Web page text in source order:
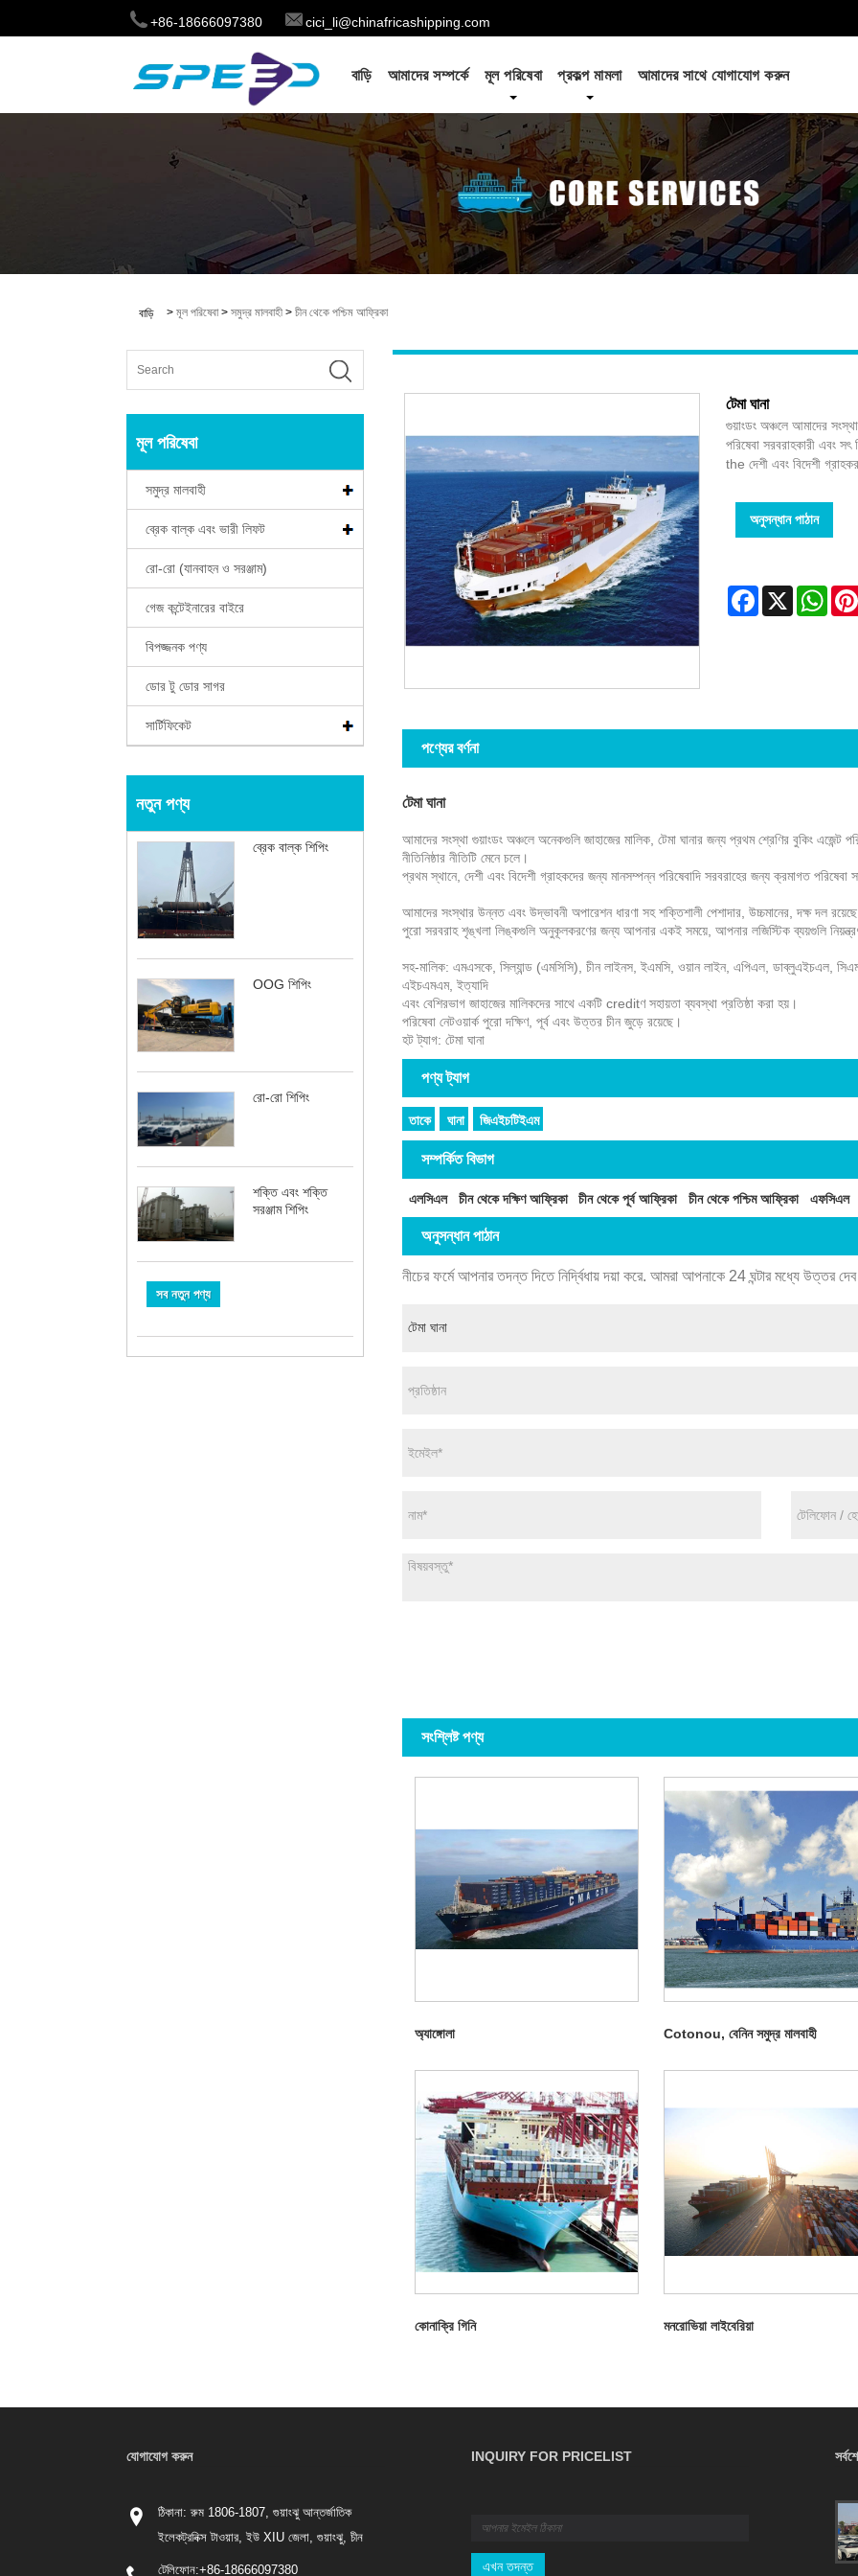
+86-18666097380 cici_li@chinafricashipping.com
বাড়ি আমাদের সম্পর্কে মূল পরিষেবা প্রকল্প মামলা আমাদের সাথে যোগাযোগ করুন
বাড়ি > মূল পরিষেবা> সমুদ্র মালবাহী > চীন থেকে পশ্চিম আফ্রিকা
মূল পরিষেবা
সমুদ্র মালবাহী
ব্রেক বাল্ক এবং ভারী লিফট
রো-রো (যানবাহন ও সরঞ্জাম)
গেজ কন্টেইনারের বাইরে
বিপজ্জনক পণ্য
ডোর টু ডোর সাগর
সার্টিফিকেট
নতুন পণ্য
ব্রেক বাল্ক শিপিং
OOG শিপিং
রো-রো শিপিং
শক্তি এবং শক্তি
সরঞ্জাম শিপিং
সব নতুন পণ্য
টেমা ঘানা
গুয়াংডং অঞ্চলে আমাদের
পরিষেবা সরবরাহকারী এবং সৎ
the দেশী এবং বিদেশী
অনুসন্ধান পাঠান
Facebook
X
পণ্যের বর্ণনা
টেমা ঘানা
আমাদের সংস্থা গুয়াংডং অঞ্চলে অনেকগুলি জাহাজের মালিক, টেমা ঘানার জন্য প্রথম শ্রেণির বুকিং এজেন্ট
নীতিনিষ্ঠার নীতিটি মেনে চলে।
প্রথম স্থানে, দেশী এবং বিদেশী গ্রাহকদের জন্য মানসম্পন্ন পরিষেবাদি সরবরাহের জন্য ক্রমাগত
আমাদের সংস্থার উন্নত এবং উদ্ভাবনী অপারেশন ধারণা সহ শক্তিশালী পেশাদার, উচ্চমানের, দক্ষ দল
পুরো সরবরাহ শৃঙ্খলা লিঙ্কগুলি অনুকূলকরণের জন্য আপনার একই সময়ে, আপনার লজিস্টিক ব্যয়গুলি
সহ-মালিক: এমএসকে, সিল্যান্ড (এমসিসি), চীন লাইনস, ইএমসি, ওয়ান লাইন, এপিএল, ডাব্লুএইচএল,
এইচএমএম, ইত্যাদি
এবং বেশিরভাগ জাহাজের মালিকদের সাথে একটি creditণ সহায়তা ব্যবস্থা প্রতিষ্ঠা করা হয়।
পরিষেবা নেটওয়ার্ক পুরো দক্ষিণ, পূর্ব এবং উত্তর চীন জুড়ে রয়েছে।
হট ট্যাগ: টেমা ঘানা
পণ্য ট্যাগ
তাকে ঘানা জিএইচটিইএম
সম্পর্কিত বিভাগ
এলসিএল চীন থেকে দক্ষিণ আফ্রিকা চীন থেকে পূর্ব আফ্রিকা চীন থেকে পশ্চিম আফ্রিকা এফসিএল
অনুসন্ধান পাঠান
নীচের ফর্মে আপনার তদন্ত দিতে নির্দ্বিধায় দয়া করে. আমরা আপনাকে 24 ঘন্টার মধ্যে উত্তর
সংশ্লিষ্ট পণ্য
অ্যাঙ্গোলা Cotonou, বেনিন সমুদ্র মালবাহী
কোনাক্রি গিনি মনরোভিয়া লাইবেরিয়া
যোগাযোগ করুন
ঠিকানা: রুম 1806-1807, গুয়াংঝু আন্তর্জাতিক
ইলেকট্রনিক্স টাওয়ার, ইউ XIU জেলা, গুয়াংঝু, চীন
টেলিফোন:+86-18666097380
INQUIRY FOR PRICELIST